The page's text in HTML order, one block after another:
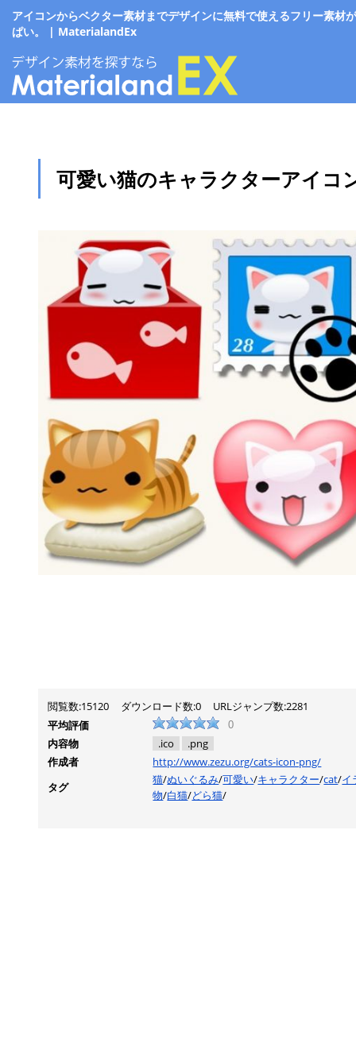
アイコンからベクター素材までデザインに無料で使えるフリー素材
ぱい。 | MaterialandEx
可愛い猫のキャラクターアイコ
閲覧数:15120 ダウンロード数:0
URLジャンプ数:2281
平均評価
0
内容物 .ico
.png
作成者
http://www.zezu.org/cats-icon-png/
タグ
猫/ぬいぐるみ/可愛い/キャラクター/cat/イ
物/白猫/どら猫/